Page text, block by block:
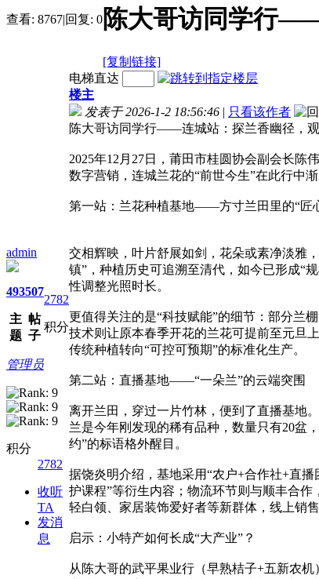
查看: 8767|回复: 0 陈大哥访同学行
[复制链接]
admin
493
主
题
507
帖
子
2782
积分
管理员
积分
2782
收听
TA
发消
息
电梯直达
楼主
发表于 2026-1-2 18:56:46 | 只看该作者
陈大哥访同学行——连城站：探兰香幽径，
2025年12月27日，莆田市桂圆协会副会长陈
数字营销，连城兰花的“前世今生”在此行中
第一站：兰花种植基地——方寸兰田里的“匠
交相辉映，叶片舒展如剑，花朵或素净淡雅
镇”，种植历史可追溯至清代，如今已形成“
性调整光照时长。
更值得关注的是“科技赋能”的细节：部分兰
技术则让原本春季开花的兰花可提前至元旦
传统种植转向“可控可预期”的标准化生产。
第二站：直播基地——“一朵兰”的云端突围
离开兰田，穿过一片竹林，便到了直播基地
兰是今年刚发现的稀有品种，数量只有20盆
约”的标语格外醒目。
据饶炎明介绍，基地采用“农户+合作社+直
护课程”等衍生内容；物流环节则与顺丰合
轻白领、家居装饰爱好者等新群体，线上销售
启示：小特产如何长成“大产业”？
从陈大哥的武平果业行（早熟桔子+五新农